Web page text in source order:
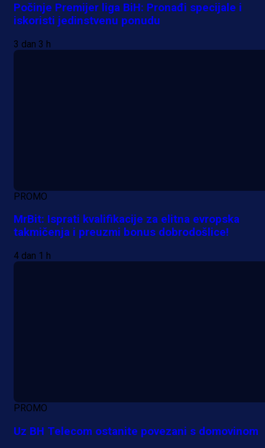
Počinje Premijer liga BiH: Pronađi specijale i
iskoristi jedinstvenu ponudu
3 dan 3 h
PROMO
MrBit: Isprati kvalifikacije za elitna evropska
takmičenja i preuzmi bonus dobrodošlice!
4 dan 1 h
PROMO
Uz BH Telecom ostanite povezani s domovinom